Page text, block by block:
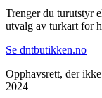
Trenger du turutstyr
utvalg av turkart for
Se dntbutikken.no
Opphavsrett, der
2024